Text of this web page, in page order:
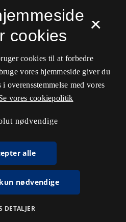
×
cookies
cookies til at forbedre
vores hjemmeside giver du
overensstemmelse med vores
vores cookiepolitik
nødvendige
alle
nødvendige
DETALJER